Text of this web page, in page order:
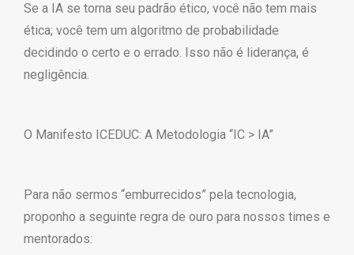
Se a IA se torna seu padrão ético, você não tem mais
ética; você tem um algoritmo de probabilidade
decidindo o certo e o errado. Isso não é liderança, é
negligência.
O Manifesto ICEDUC: A Metodologia “IC > IA”
Para não sermos “emburrecidos” pela tecnologia,
proponho a seguinte regra de ouro para nossos times e
mentorados: